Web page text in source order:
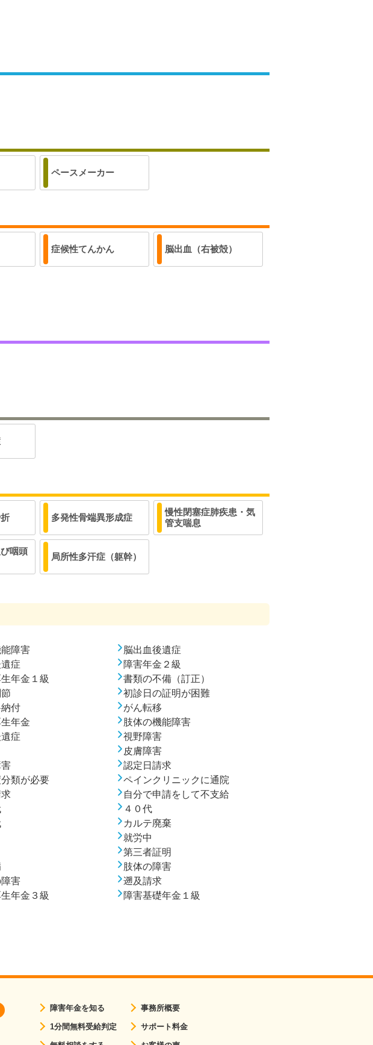
ペースメーカー
症候性てんかん 脳出血（右被殻）
多発性骨端異形成症
慢性閉塞症肺疾患・気
管支喘息
咽頭
局所性多汗症（躯幹）
障害
脳出血後遺症
症
障害年金２級
年金１級
書類の不備（訂正）
初診日の証明が困難
付
がん転移
年金
肢体の機能障害
症
視野障害
皮膚障害
認定日請求
類が必要
ペインクリニックに通院
自分で申請をして不支給
４０代
カルテ廃棄
就労中
第三者証明
肢体の障害
害
遡及請求
年金３級
障害基礎年金１級
障害年金を知る
1分間無料受給判定
事務所概要
サポート料金